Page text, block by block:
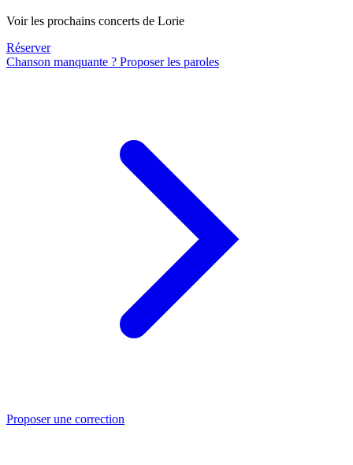
Voir les prochains concerts de Lorie
Réserver
Chanson manquante ? Proposer les paroles
Proposer une correction